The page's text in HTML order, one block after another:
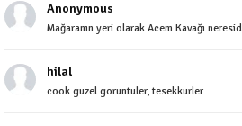
Anonymous
Mağaranın yeri olarak Acem Kavağı
hilal
cook guzel goruntuler, tesekkurler